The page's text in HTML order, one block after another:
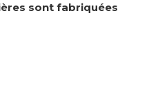
sont fabriquées